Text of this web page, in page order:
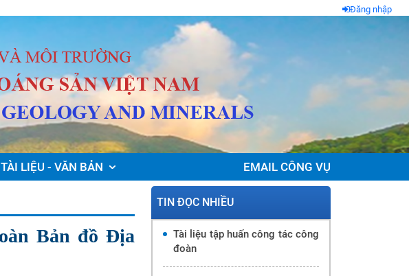
Đăng nhập
TÀI LIỆU - VĂN BẢN EMAIL CÔNG VỤ
Bản đồ Địa
TIN ĐỌC NHIỀU
Tài liệu tập huấn công tác công
đoàn